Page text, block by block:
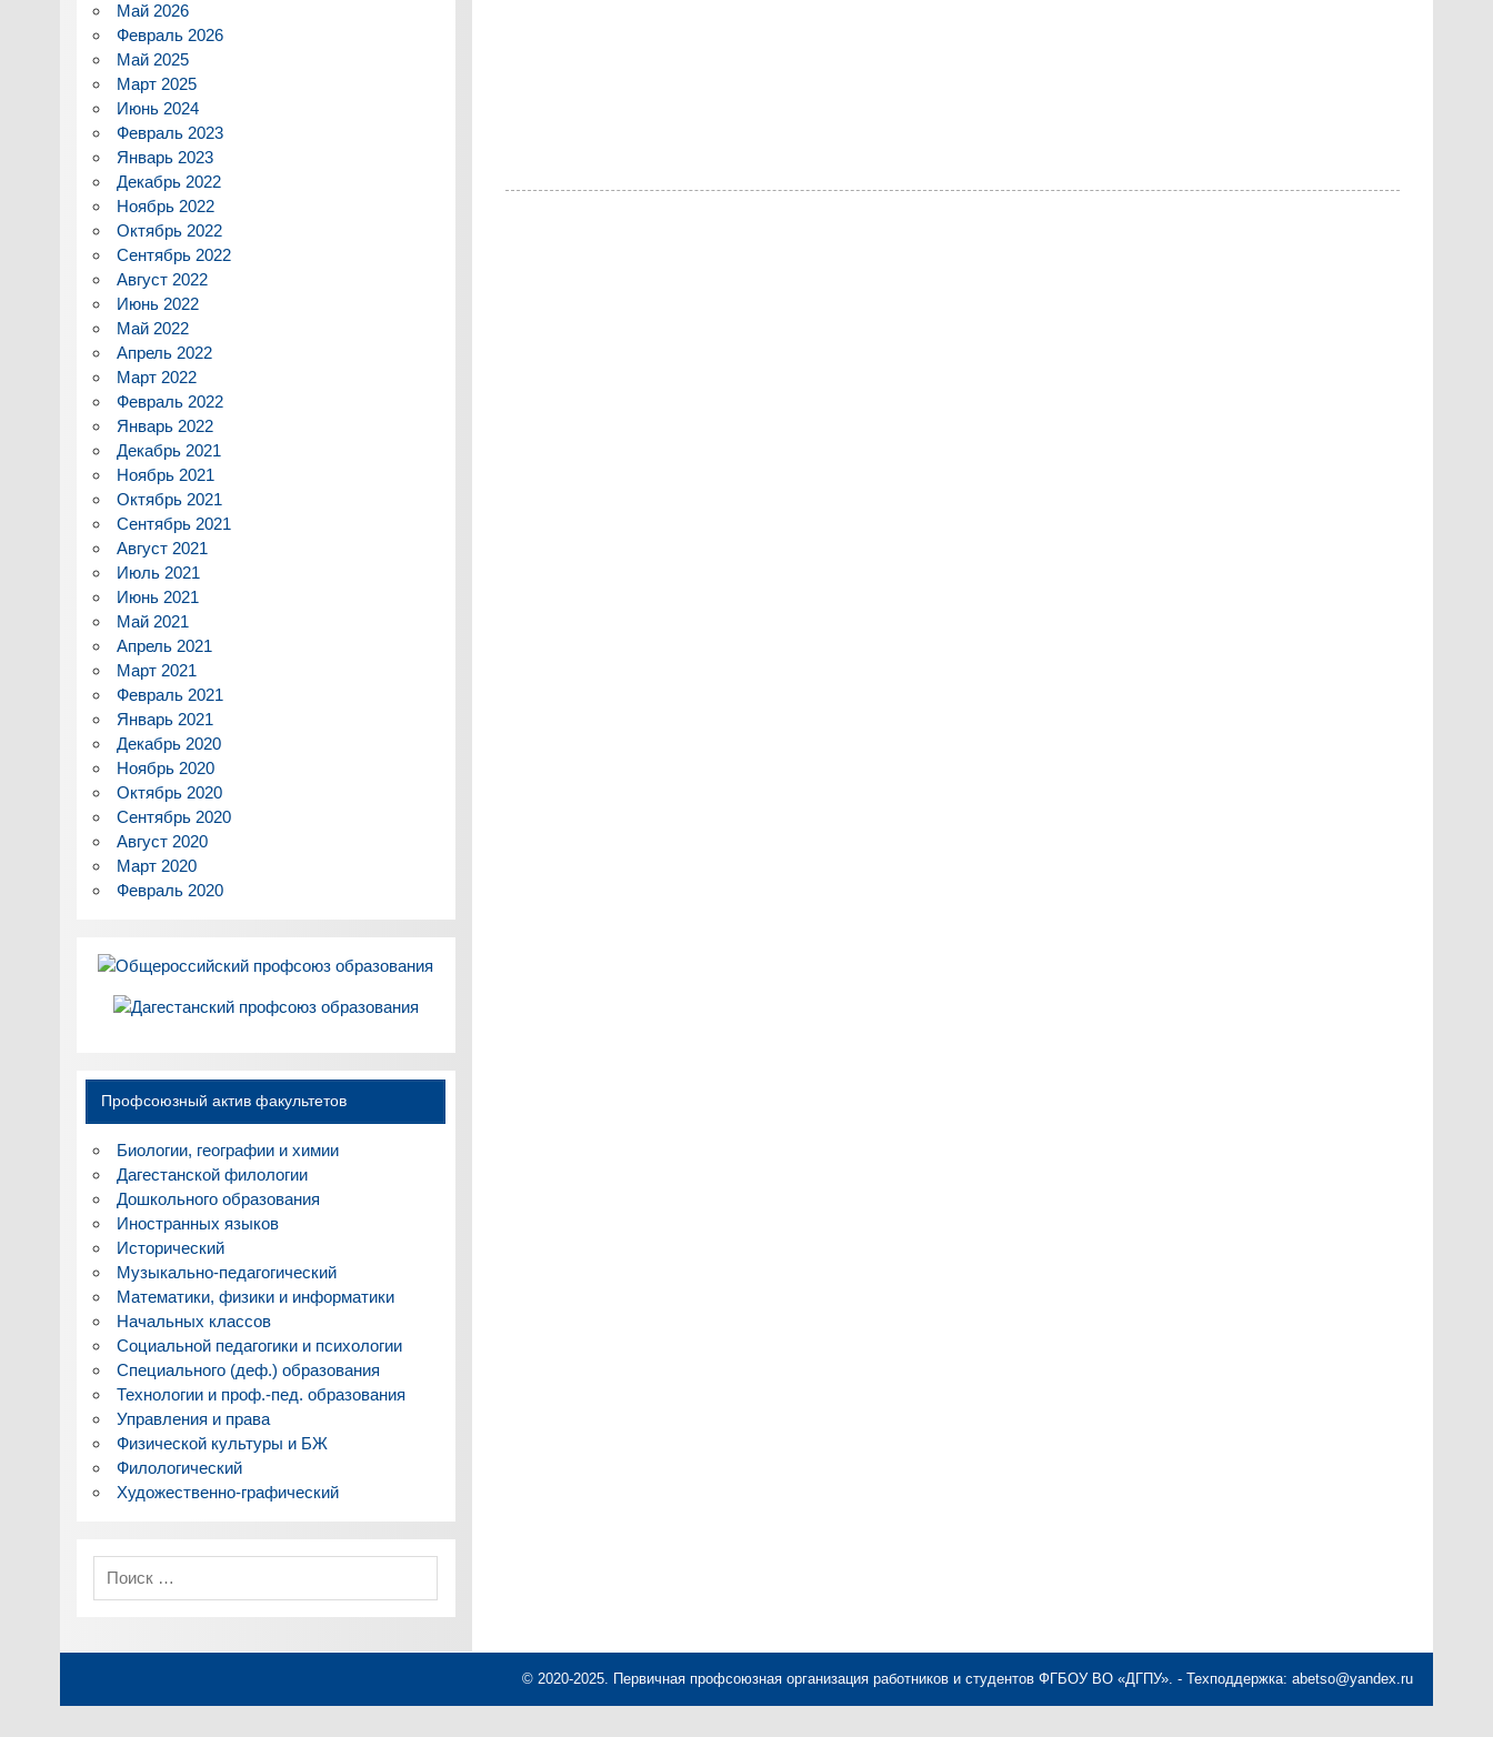
Май 2026
Февраль 2026
Май 2025
Март 2025
Июнь 2024
Февраль 2023
Январь 2023
Декабрь 2022
Ноябрь 2022
Октябрь 2022
Сентябрь 2022
Август 2022
Июнь 2022
Май 2022
Апрель 2022
Март 2022
Февраль 2022
Январь 2022
Декабрь 2021
Ноябрь 2021
Октябрь 2021
Сентябрь 2021
Август 2021
Июль 2021
Июнь 2021
Май 2021
Апрель 2021
Март 2021
Февраль 2021
Январь 2021
Декабрь 2020
Ноябрь 2020
Октябрь 2020
Сентябрь 2020
Август 2020
Март 2020
Февраль 2020
Профсоюзный актив факультетов
Биологии, географии и химии
Дагестанской филологии
Дошкольного образования
Иностранных языков
Исторический
Музыкально-педагогический
Математики, физики и информатики
Начальных классов
Социальной педагогики и психологии
Специального (деф.) образования
Технологии и проф.-пед. образования
Управления и права
Физической культуры и БЖ
Филологический
Художественно-графический
© 2020-2025. Первичная профсоюзная организация работников и студентов ФГБОУ ВО «ДГПУ». - Техподдержка: abetso@yandex.ru